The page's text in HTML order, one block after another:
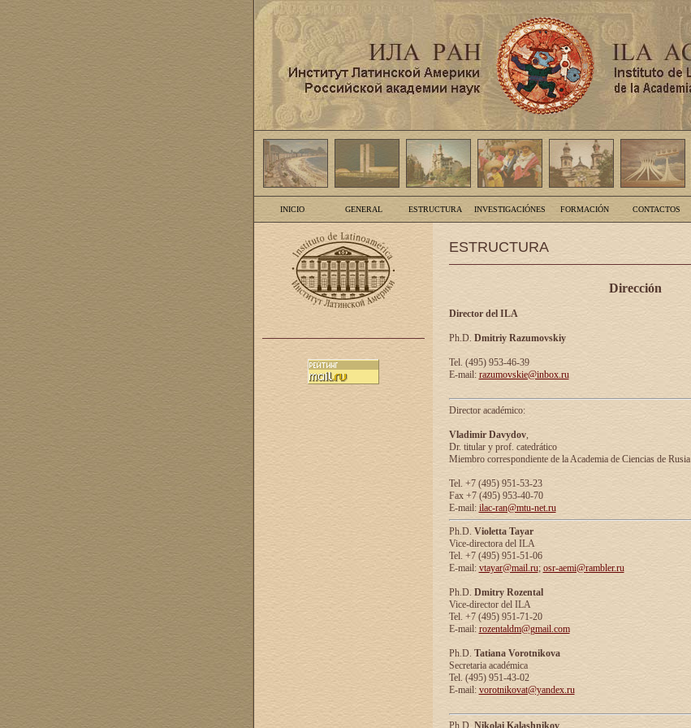
INICIO GENERAL ESTRUCTURA INVESTIGACIÓNES FORMACIÓN CONTACTOS
ESTRUCTURA
Dirección
Director del ILA
Ph.D. Dmitriy Razumovskiy
Tel. (495) 953-46-39
E-mail: razumovskie@inbox.ru
Director académico:
Vladimir Davydov,
Dr. titular y prof. catedrático
Miembro correspondiente de la Academia de Ciencias de Rusia
Tel. +7 (495) 951-53-23
Fax +7 (495) 953-40-70
E-mail: ilac-ran@mtu-net.ru
Ph.D. Violetta Tayar
Vice-directora del ILA
Tel. +7 (495) 951-51-06
E-mail: vtayar@mail.ru; osr-aemi@rambler.ru
Ph.D. Dmitry Rozental
Vice-director del ILA
Tel. +7 (495) 951-71-20
E-mail: rozentaldm@gmail.com
Ph.D. Tatiana Vorotnikova
Secretaria académica
Tel. (495) 951-43-02
E-mail: vorotnikovat@yandex.ru
Ph.D. Nikolai Kalashnikov